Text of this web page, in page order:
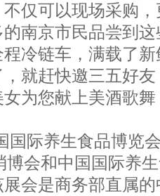
仅可以现场采购
南京市民品尝到
冷链车，满载了
就赶快邀三五好
为您献上美酒歌
际养生食品博览会
会和中国国际养生
会是商务部直属